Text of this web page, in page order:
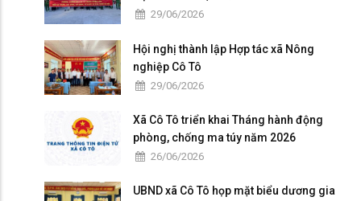
29/06/2026
Hội nghị thành lập Hợp tác xã Nông
nghiệp Cô Tô
29/06/2026
Xã Cô Tô triển khai Tháng hành động
phòng, chống ma túy năm 2026
26/06/2026
UBND xã Cô Tô họp mặt biểu dương gia